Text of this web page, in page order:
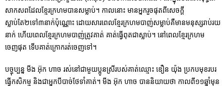
សាកសពដែលខ្មែរក្រហមបានសម្លាប់។ កាលនោះ មានអ្នករួចផុតពីសេចក្តី
ស្លាប់តែ២ទៅ៣នាក់ប៉ុណ្ណោះ ដោយសារពេលខ្មែរក្រហមបាញ់សម្លាប់គឺមានមនុស្សរាប់រយ
នាក់ ហើយពេលខ្មែរក្រហមបាញ់ត្រូវគាត់ គាត់ធ្វើពុតជាស្លាប់។ នៅពេលខ្មែរក្រហម
ចេញផុត ទើបគាត់ក្រោករត់ចេញទៅ។
បច្ចុប្បន្ន មីង អ៊ុក ហាច រស់នៅជាមួយប្អូនស្រីរបស់គាត់ឈ្មោះ ឌឿន យ៉ុង ប្រកបមុខរបរ
ធ្វើកសិកម្ម និងជាអ្នកបីបាច់ថែទាំគាត់។ មីង អ៊ុក ហាច បាននិយាយថា កាលពី១១ឆ្នាំមុន